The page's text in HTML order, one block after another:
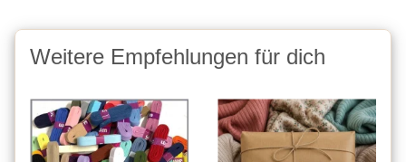
Weitere Empfehlungen für dich